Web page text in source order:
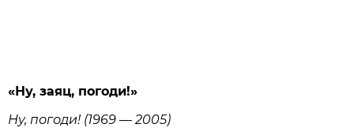
«Ну, заяц, погоди!»
Ну, погоди! (1969 — 2005)